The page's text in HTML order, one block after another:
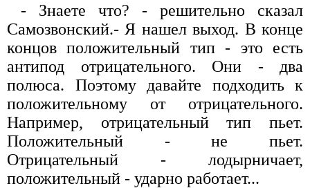
- Знаете что? - решительно сказал
Самозвонский.- Я нашел выход. В конце
концов положительный тип - это есть
антипод отрицательного. Они - два
полюса. Поэтому давайте подходить к
положительному от отрицательного.
Например, отрицательный тип пьет.
Положительный - не пьет.
Отрицательный - лодырничает,
положительный - ударно работает...